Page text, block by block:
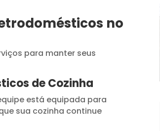
no
para manter seus
de Cozinha
está equipada para
sua cozinha continue